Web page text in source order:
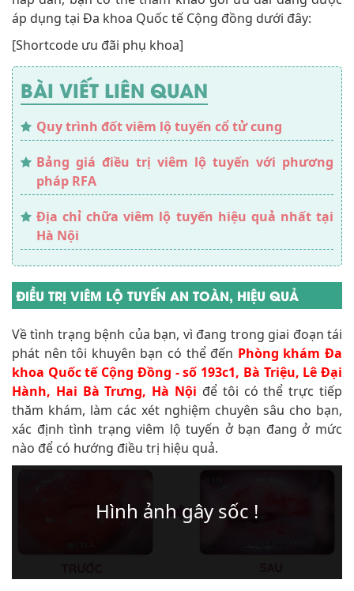
áp dụng tại Đa khoa Quốc tế Cộng đồng dưới đây:
[Shortcode ưu đãi phụ khoa]
BÀI VIẾT LIÊN QUAN
Quy trình đốt viêm lộ tuyến cổ tử cung
Bảng giá điều trị viêm lộ tuyến với phương
pháp RFA
Địa chỉ chữa viêm lộ tuyến hiệu quả nhất tại
Hà Nội
ĐIỀU TRỊ VIÊM LỘ TUYẾN AN TOÀN, HIỆU QUẢ
Về tình trạng bệnh của bạn, vì đang trong giai đoạn tái
phát nên tôi khuyên bạn có thể đến Phòng khám Đa
khoa Quốc tế Cộng Đồng - số 193c1, Bà Triệu, Lê Đại
Hành, Hai Bà Trưng, Hà Nội để tôi có thể trực tiếp
thăm khám, làm các xét nghiệm chuyên sâu cho bạn,
xác định tình trạng viêm lộ tuyến ở bạn đang ở mức
nào để có hướng điều trị hiệu quả.